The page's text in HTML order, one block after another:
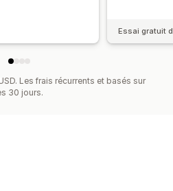
Essai gratuit
Les frais récurrents et basés sur
30 jours.